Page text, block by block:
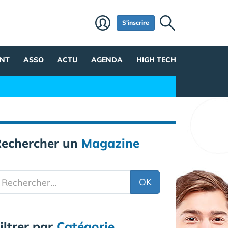
S'inscrire
ASSO ACTU AGENDA HIGH TECH
un Magazine
OK